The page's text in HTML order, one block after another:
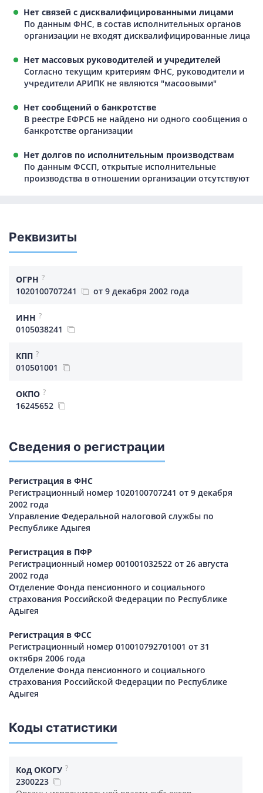
Нет связей с дисквалифицированными лицами
По данным ФНС, в состав исполнительных органов
организации не входят дисквалифицированные лица
Нет массовых руководителей и учредителей
Согласно текущим критериям ФНС, руководители и
учредители АРИПК не являются "масоовыми"
Нет сообщений о банкротстве
В реестре ЕФРСБ не найдено ни одного сообщения о
банкротстве организации
Нет долгов по исполнительным производствам
По данным ФССП, открытые исполнительные
производства в отношении организации отсутствуют
Реквизиты
ОГРН ?
1020100707241 от 9 декабря 2002 года
ИНН ?
0105038241
КПП ?
010501001
ОКПО ?
16245652
Сведения о регистрации
Регистрация в ФНС
Регистрационный номер 1020100707241 от 9 декабря
2002 года
Управление Федеральной налоговой службы по
Республике Адыгея
Регистрация в ПФР
Регистрационный номер 001001032522 от 26 августа
2002 года
Отделение Фонда пенсионного и социального
страхования Российской Федерации по Республике
Адыгея
Регистрация в ФСС
Регистрационный номер 010010792701001 от 31
октября 2006 года
Отделение Фонда пенсионного и социального
страхования Российской Федерации по Республике
Адыгея
Коды статистики
Код ОКОГУ ?
2300223